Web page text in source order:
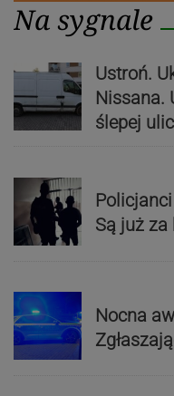
Na sygnale
Ustroń.
Nissana.
ślepej
Są już
Nocna